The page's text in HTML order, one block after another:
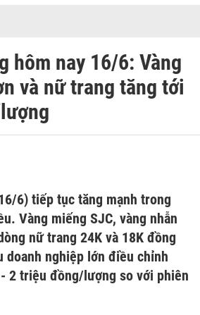
hôm nay 16/6: Vàng
và nữ trang tăng tới
6) tiếp tục tăng mạnh trong
Vàng miếng SJC, vàng nhẫn
nữ trang 24K và 18K đồng
nghiệp lớn điều chỉnh
2 triệu đồng/lượng so với phiên